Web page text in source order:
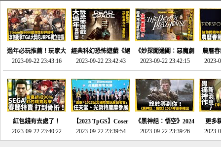
過年必玩推薦！玩家大
推的JRPG神作《神之
天平》介紹！-電玩宅
速配20230126
2023-09-22 23:43:16
經典科幻恐怖遊戲《絕
命異次元 重製版》重
回「石村號」的恐懼體
驗-電玩宅速配
20230125
2023-09-22 23:42:43
《妙探闖通關：惡魔劇
場》將推出「重製
版」!!!今年就能玩到!!-
電玩宅速配20230124
2023-09-22 23:42:15
農曆
SE社
動作角
電玩宅
2023-
紅包錢有去處了！
SEGA春節特賣 超過85
款遊戲打到骨折-電玩
2023-09-22 23:40:22
【2023 TpGS】Coser
和Show Girl搶先看！
直擊展前記者會-電玩
2023-09-22 23:39:54
《黑神話：悟空》2024
年夏季推出！確定不會
延期齁？-電玩宅速配
2023-09-22 23:39:26
更多
《來
金鄉
2023-